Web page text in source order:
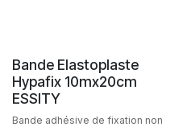
Bande Elastoplaste
Hypafix 10mx20cm
ESSITY
Bande adhésive de fixation non